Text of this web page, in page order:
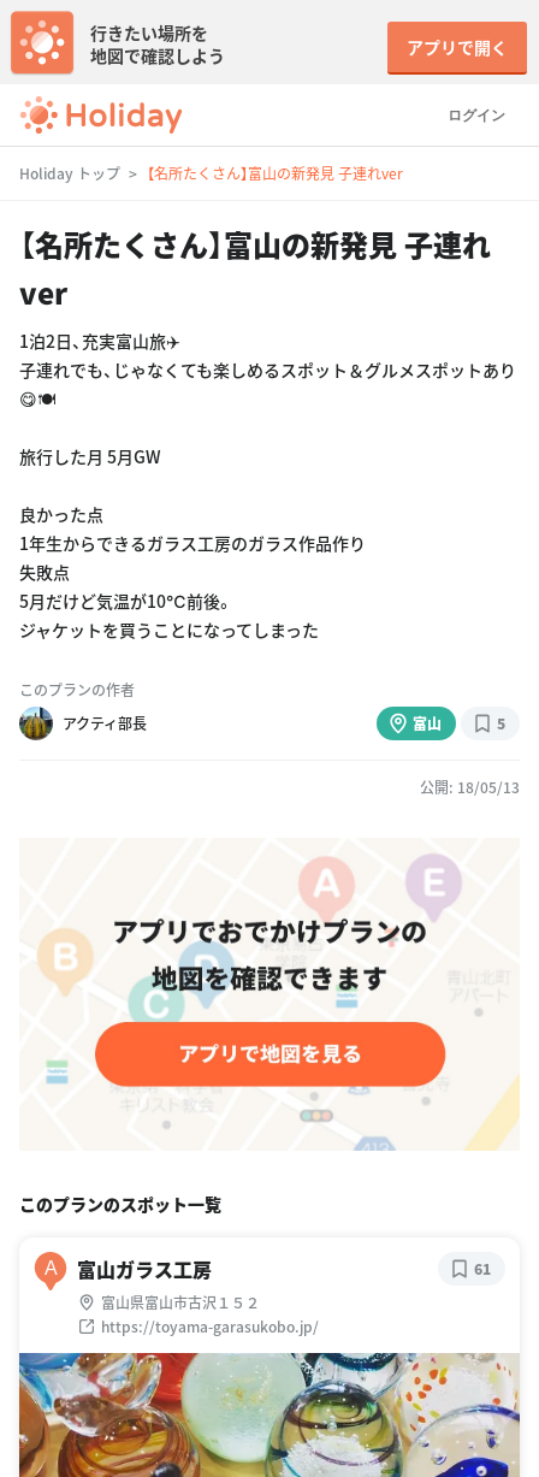
ログイン
行きたい場所を
地図で確認しよう
アプリで開く
Holiday トップ 【名所たくさん】富山の新発見 子連れver
【名所たくさん】富山の新発見 子連れ
ver
1泊2日、充実富山旅✈️
子連れでも、じゃなくても楽しめるスポット＆グルメスポットあり
😋🍽
旅行した月 5月GW
良かった点
1年生からできるガラス工房のガラス作品作り
失敗点
5月だけど気温が10℃前後。
ジャケットを買うことになってしまった
このプランの作者
アクティ部長
富山 5
公開: 18/05/13
このプランのスポット一覧
A 富山ガラス工房
富山県富山市古沢１５２
https://toyama-garasukobo.jp/
61